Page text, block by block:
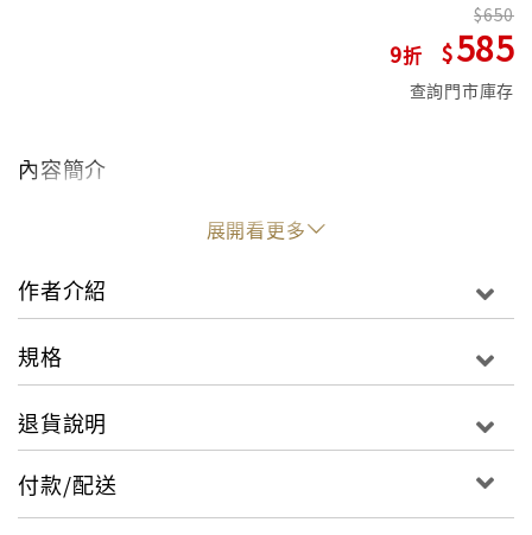
9
650
585
查詢門市庫存
內容簡介
展開看更多
作者介紹
規格
退貨說明
付款/配送